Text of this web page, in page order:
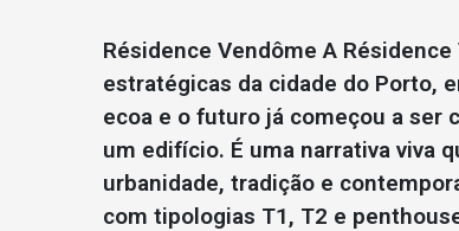
Résidence Vendôme A
estratégicas da cidade do Porto,
ecoa e o futuro já começou a ser
um edifício. É uma narrativa viva
urbanidade, tradição e
com tipologias T1, T2 e